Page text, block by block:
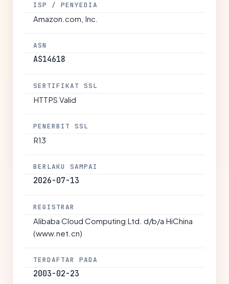
ISP / PENYEDIA
Amazon.com, Inc.
ASN
AS14618
SERTIFIKAT SSL
HTTPS Valid
PENERBIT SSL
R13
BERLAKU SAMPAI
2026-07-13
REGISTRAR
Alibaba Cloud Computing Ltd. d/b/a HiChina
(www.net.cn)
TERDAFTAR PADA
2003-02-23